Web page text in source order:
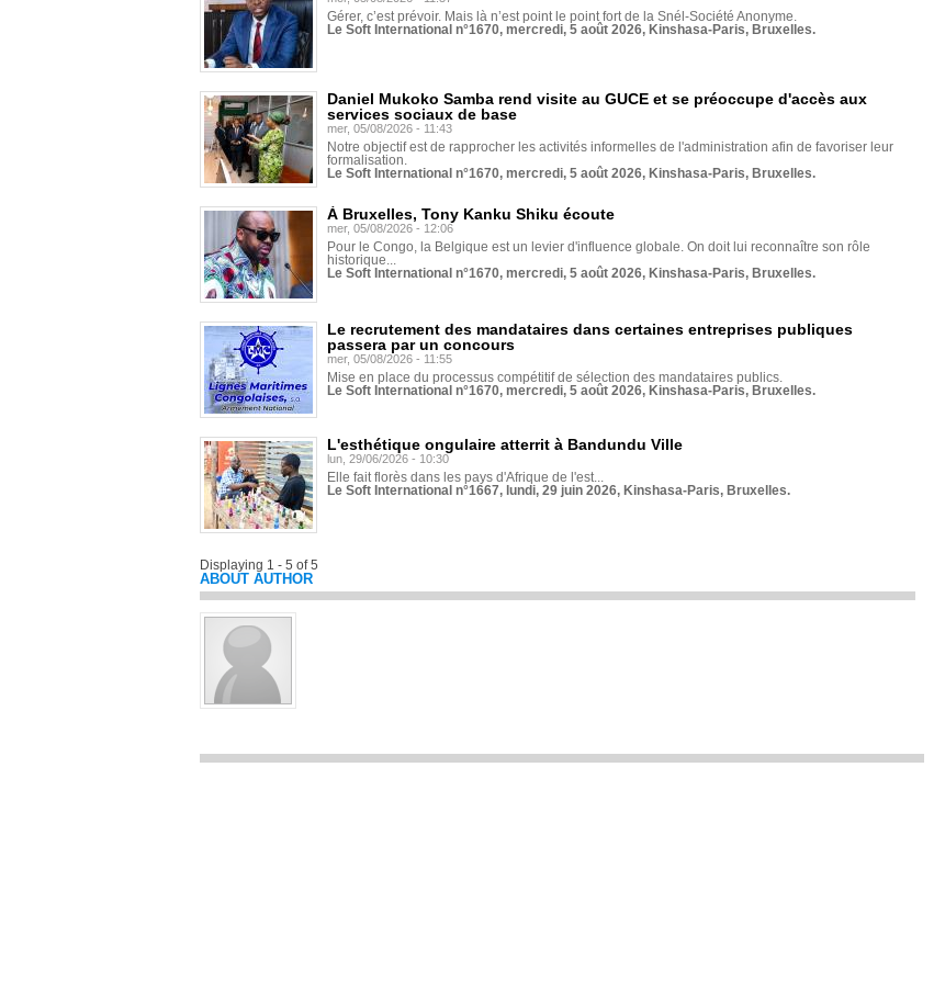
Gérer, c’est prévoir. Mais là n’est point le point fort de la Snél-Société Anonyme.
Le Soft International n°1670, mercredi, 5 août 2026, Kinshasa-Paris, Bruxelles.
Daniel Mukoko Samba rend visite au GUCE et se préoccupe d'accès aux
services sociaux de base
mer, 05/08/2026 - 11:43
Notre objectif est de rapprocher les activités informelles de l'administration afin de favoriser leur
formalisation.
Le Soft International n°1670, mercredi, 5 août 2026, Kinshasa-Paris, Bruxelles.
À Bruxelles, Tony Kanku Shiku écoute
mer, 05/08/2026 - 12:06
Pour le Congo, la Belgique est un levier d'influence globale. On doit lui reconnaître son rôle
historique...
Le Soft International n°1670, mercredi, 5 août 2026, Kinshasa-Paris, Bruxelles.
Le recrutement des mandataires dans certaines entreprises publiques
passera par un concours
mer, 05/08/2026 - 11:55
Mise en place du processus compétitif de sélection des mandataires publics.
Le Soft International n°1670, mercredi, 5 août 2026, Kinshasa-Paris, Bruxelles.
L'esthétique ongulaire atterrit à Bandundu Ville
lun, 29/06/2026 - 10:30
Elle fait florès dans les pays d'Afrique de l'est...
Le Soft International n°1667, lundi, 29 juin 2026, Kinshasa-Paris, Bruxelles.
Displaying 1 - 5 of 5
ABOUT AUTHOR